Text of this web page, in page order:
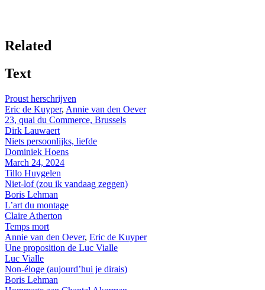
Related
Text
Proust herschrijven
Eric de Kuyper, Annie van den Oever
23, quai du Commerce, Brussels
Dirk Lauwaert
Niets persoonlijks, liefde
Dominiek Hoens
March 24, 2024
Tillo Huygelen
Niet-lof (zou ik vandaag zeggen)
Boris Lehman
L’art du montage
Claire Atherton
Temps mort
Annie van den Oever, Eric de Kuyper
Une proposition de Luc Vialle
Luc Vialle
Non-éloge (aujourd’hui je dirais)
Boris Lehman